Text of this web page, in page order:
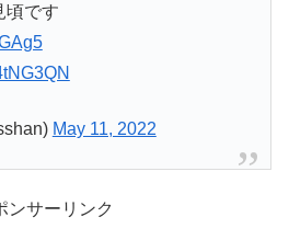
頃です
May 11, 2022
ンサーリンク